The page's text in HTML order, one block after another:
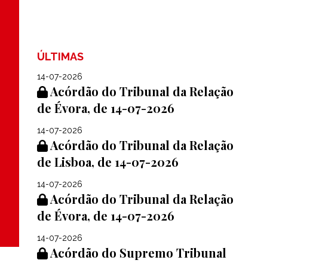
ÚLTIMAS
14-07-2026
Acórdão do Tribunal da Relação
de Évora, de 14-07-2026
14-07-2026
Acórdão do Tribunal da Relação
de Lisboa, de 14-07-2026
14-07-2026
Acórdão do Tribunal da Relação
de Évora, de 14-07-2026
14-07-2026
Acórdão do Supremo Tribunal